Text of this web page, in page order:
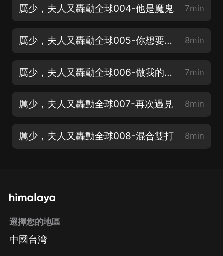
厲少，夫人又轟動全球004-他是魔鬼 7min
厲少，夫人又轟動全球005-你想要什麼 8min
厲少，夫人又轟動全球006-做我的女人 7min
厲少，夫人又轟動全球007-再次遇見 8min
厲少，夫人又轟動全球008-混合雙打 8min
選擇您的地區
中國台湾